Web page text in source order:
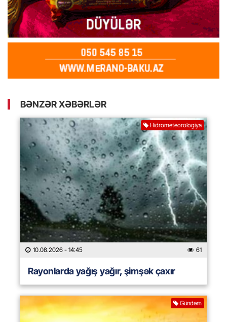
BƏNZƏR XƏBƏRLƏR
Hidrometeorologiya
10.08.2026 - 14:45 61
Rayonlarda yağış yağır, şimşək çaxır
Gündəm